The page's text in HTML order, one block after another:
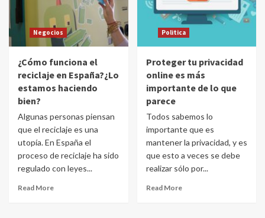
Negocios
¿Cómo funciona el
reciclaje en España?¿Lo
estamos haciendo
bien?
Algunas personas piensan
que el reciclaje es una
utopía. En España el
proceso de reciclaje ha sido
regulado con leyes...
Read More
Politica
Proteger tu privacidad
online es más
importante de lo que
parece
Todos sabemos lo
importante que es
mantener la privacidad, y es
que esto a veces se debe
realizar sólo por...
Read More